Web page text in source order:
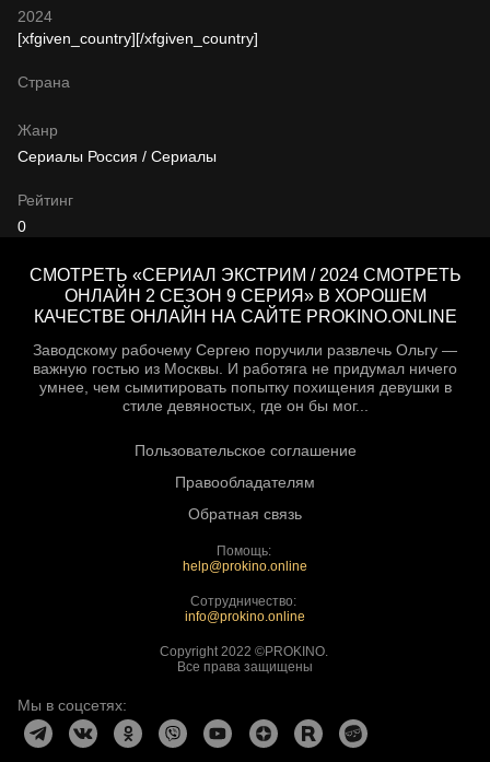
2024
Жанр
Сериалы Россия / Сериалы
[xfgiven_country]
Страна
[/xfgiven_country]
Рейтинг
0
СМОТРЕТЬ «СЕРИАЛ ЭКСТРИМ / 2024 СМОТРЕТЬ
ОНЛАЙН 2 СЕЗОН 9 СЕРИЯ» В ХОРОШЕМ
КАЧЕСТВЕ ОНЛАЙН НА САЙТЕ PROKINO.ONLINE
Заводскому рабочему Сергею поручили развлечь Ольгу —
важную гостью из Москвы. И работяга не придумал ничего
умнее, чем сымитировать попытку похищения девушки в
стиле девяностых, где он бы мог...
Пользовательское соглашение
Правообладателям
Обратная связь
Помощь:
help@prokino.online
Сотрудничество:
info@prokino.online
Copyright 2022 ©PROKINO.
Все права защищены
Мы в соцсетях: